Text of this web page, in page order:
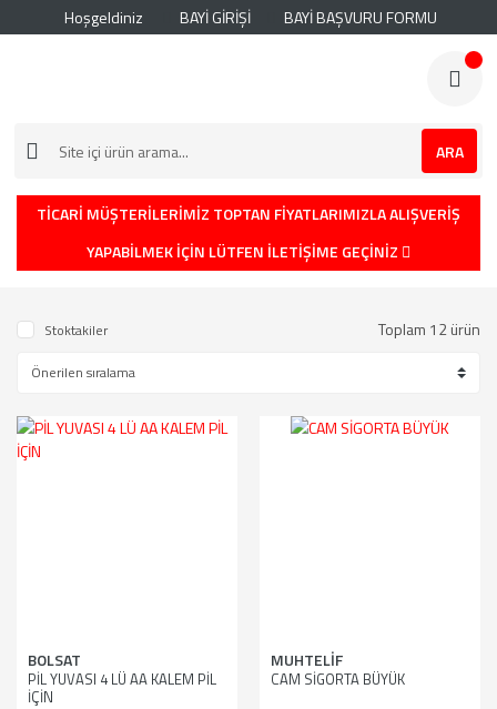
Hoşgeldiniz BAYİ GİRİŞİ BAYİ BAŞVURU FORMU
ARA
TİCARİ MÜŞTERİLERİMİZ TOPTAN FİYATLARIMIZLA ALIŞVERİŞ
YAPABİLMEK İÇİN LÜTFEN İLETİŞİME GEÇİNİZ
Stoktakiler Toplam 12 ürün
BOLSAT
PİL YUVASI 4 LÜ AA KALEM PİL
İÇİN
MUHTELİF
CAM SİGORTA BÜYÜK